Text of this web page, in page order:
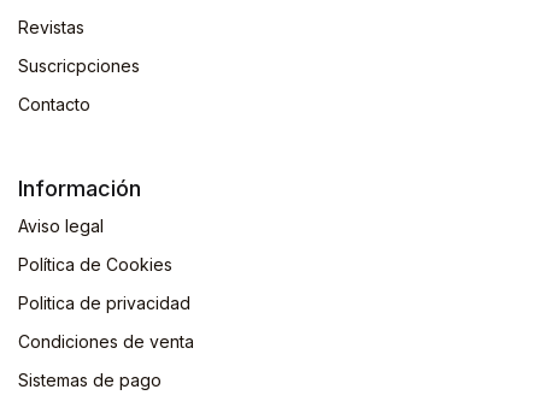
Revistas
Suscricpciones
Contacto
Información
Aviso legal
Política de Cookies
Politica de privacidad
Condiciones de venta
Sistemas de pago